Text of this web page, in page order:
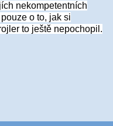
nekompetentních
o to, jak si
to ještě nepochopil.